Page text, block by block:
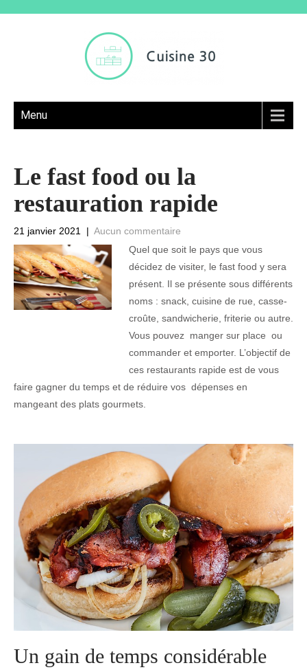
Menu
Le fast food ou la
restauration rapide
21 janvier 2021 | Aucun commentaire
Quel que soit le pays que vous
décidez de visiter, le fast food y sera
présent. Il se présente sous différents
noms : snack, cuisine de rue, casse-
croûte, sandwicherie, friterie ou autre.
Vous pouvez manger sur place ou
commander et emporter. L’objectif de
ces restaurants rapide est de vous
faire gagner du temps et de réduire vos dépenses en
mangeant des plats gourmets.
Un gain de temps considérable